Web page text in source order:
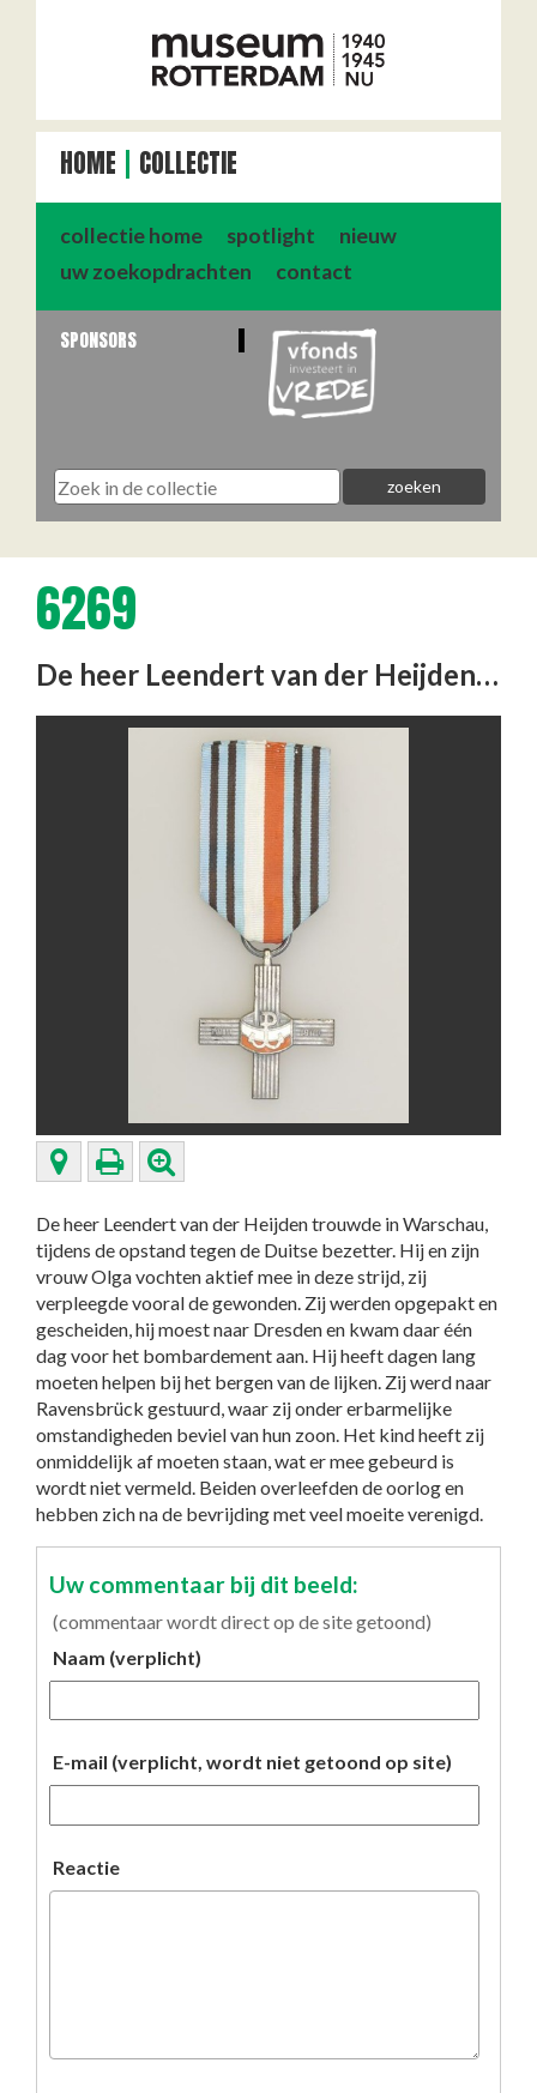
HOME COLLECTIE
collectie home spotlight
nieuw
uw zoekopdrachten
contact
SPONSORS
6269
De heer Leendert van der Heijden trouwde in Warschau, tijdens de opstand tegen de Duitse bezetter. Hij en zijn vrouw …
De heer Leendert van der Heijden trouwde in Warschau,
tijdens de opstand tegen de Duitse bezetter. Hij en zijn
vrouw Olga vochten aktief mee in deze strijd, zij
verpleegde vooral de gewonden. Zij werden opgepakt en
gescheiden, hij moest naar Dresden en kwam daar één
dag voor het bombardement aan. Hij heeft dagen lang
moeten helpen bij het bergen van de lijken. Zij werd naar
Ravensbrück gestuurd, waar zij onder erbarmelijke
omstandigheden beviel van hun zoon. Het kind heeft zij
onmiddelijk af moeten staan, wat er mee gebeurd is
wordt niet vermeld. Beiden overleefden de oorlog en
hebben zich na de bevrijding met veel moeite verenigd.
Uw commentaar bij dit beeld:
(commentaar wordt direct op de site getoond)
Naam (verplicht)
E-mail (verplicht, wordt niet getoond op site)
Reactie